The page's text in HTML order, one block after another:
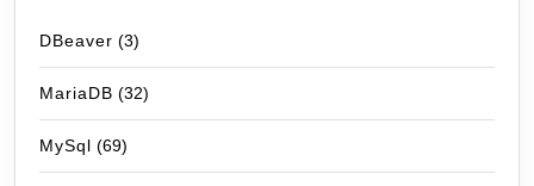
DBeaver (3)
MariaDB (32)
MySql (69)